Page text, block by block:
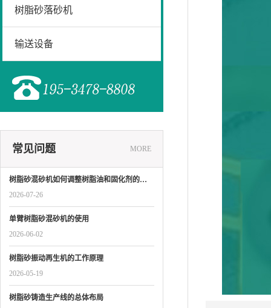
树脂砂落砂机
输送设备
常见问题 MORE
树脂砂混砂机如何调整树脂油和固化剂的…
2026-07-26
单臂树脂砂混砂机的使用
2026-06-02
树脂砂振动再生机的工作原理
2026-05-19
树脂砂铸造生产线的总体布局